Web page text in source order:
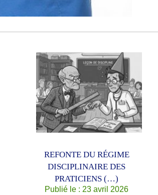
REFONTE DU RÉGIME
DISCIPLINAIRE DES
PRATICIENS (…)
Publié le : 23 avril 2026